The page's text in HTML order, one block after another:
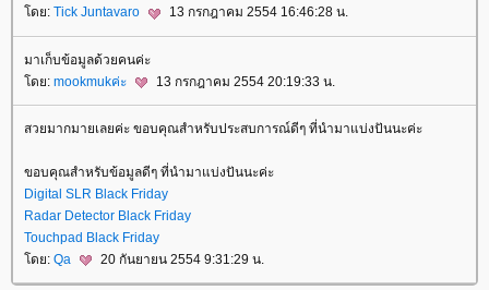
ดย: Tick Juntavaro 13 กรกฎาคม 2554 16:46:28 น.
มาเก็บข้อมูลด้วยคนค่ะ
ดย: mookmukค่ะ 13 กรกฎาคม 2554 20:19:33 น.
สวยมากมายเลยค่ะ ขอบคุณสำหรับประสบการณ์ดีๆ ที่นำมาแบ่งปันนะค่ะ
ขอบคุณสำหรับข้อมูลดีๆ ที่นำมาแบ่งปันนะค่ะ
Digital SLR Black Friday
Radar Detector Black Friday
Touchpad Black Friday
ดย: Qa 20 กันยายน 2554 9:31:29 น.